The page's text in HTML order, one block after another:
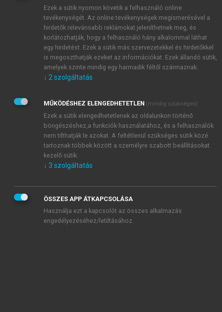
JELSZÓ ÚJRA
Kérek értesítést a MeRSZ újdonságairól, akcióiról.
Kérek értesítést az Akadémiai Kiadó Zrt. újdonságairól,
Adatkezelési tájékoztatóbanfoglaltakat tudomásul
veszem és elfogadom.
Általános vásárlási feltételeket, valamint a szotar.netés a
mersz.huoldalak licencszerződéseiben foglaltakat
tudomásul veszem és elfogadom.
KIPRÓBÁLOM
Ezek a sütik nyomon követik a felhasználó online
tevékenységét. Az online tevékenységek megismerésével a
hirdetők relevánsabb reklámokat jeleníthetnek meg, és
korlátozhatják, hogy a felhasználó hány alkalommal láthat
egy hirdetést. Ezek a sütik más szervezetekkel és hirdetőkkel
is megoszthatják ezeket az információkat. Ezek állandó sütik,
amelyek szinte mindig egy harmadik féltől származnak.
↓ 2 szolgáltatás
MŰKÖDÉSHEZ ELENGEDHETETLEN (mindig szükséges)
Ezek a sütik elengedhetetlenek az oldalunkon történő
böngészéshez,a funkciók használatához, és a felhasználók
nem tilthatják le azokat. A feltétlenül szükséges sütik közé
tartoznak többek között a személyre szabott beállításokat
kezelő sütik.
↓ 3 szolgáltatás
ÖSSZES APP ÁTKAPCSOLÁSA
Használja ezt a kapcsolót az összes alkalmazás
engedélyezéséhez/letiltásához.